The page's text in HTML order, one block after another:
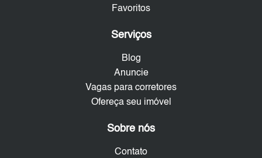
Favoritos
Serviços
Blog
Anuncie
Vagas para corretores
Ofereça seu imóvel
Sobre nós
Contato